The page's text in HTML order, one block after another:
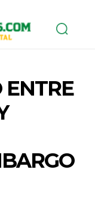
ENTRE